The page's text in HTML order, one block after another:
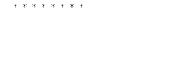
＊＊＊＊＊＊＊＊